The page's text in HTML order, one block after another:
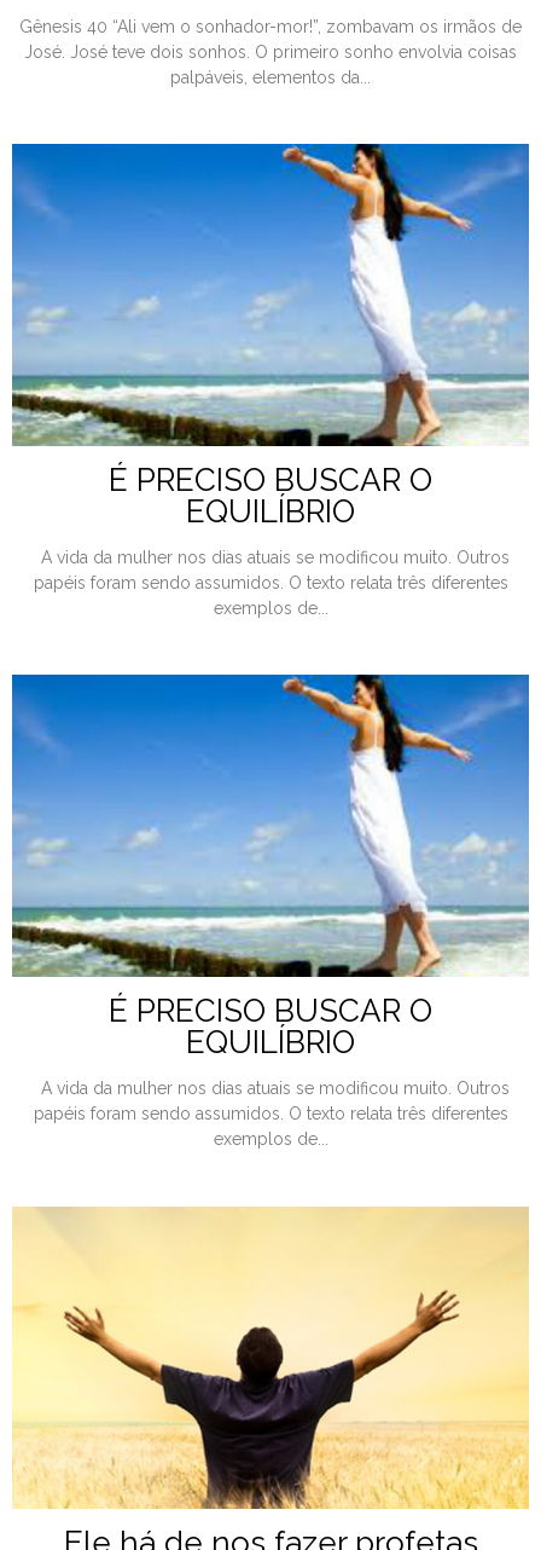
Gênesis 40 “Ali vem o sonhador-mor!”, zombavam os irmãos de
José. José teve dois sonhos. O primeiro sonho envolvia coisas
palpáveis, elementos da...
É PRECISO BUSCAR O
EQUILÍBRIO
A vida da mulher nos dias atuais se modificou muito. Outros
papéis foram sendo assumidos. O texto relata três diferentes
exemplos de...
É PRECISO BUSCAR O
EQUILÍBRIO
A vida da mulher nos dias atuais se modificou muito. Outros
papéis foram sendo assumidos. O texto relata três diferentes
exemplos de...
Ele há de nos fazer profetas